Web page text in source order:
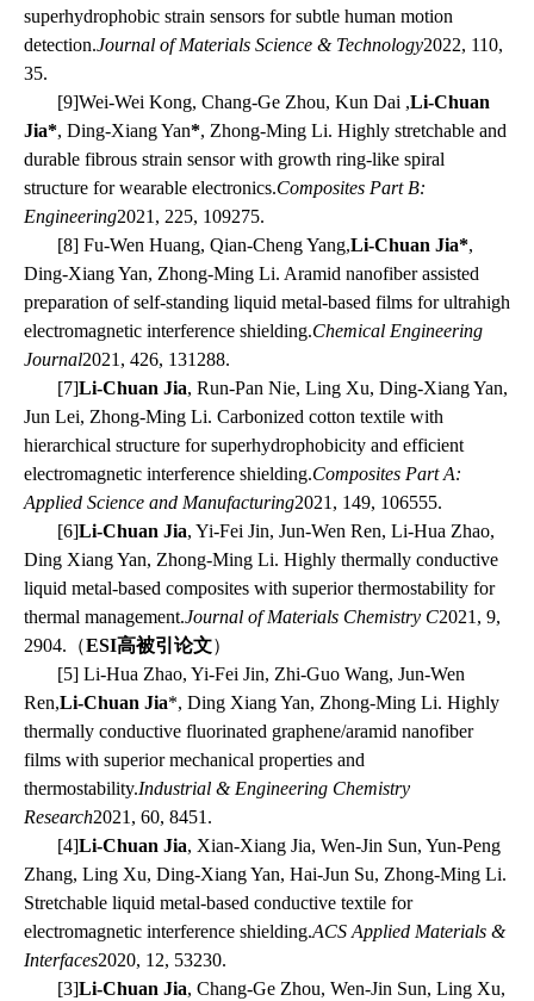
superhydrophobic strain sensors for subtle human motion
detection.Journal of Materials Science & Technology2022, 110,
35.
[9]Wei-Wei Kong, Chang-Ge Zhou, Kun Dai ,Li-Chuan
Jia*, Ding-Xiang Yan*, Zhong-Ming Li. Highly stretchable and
durable fibrous strain sensor with growth ring-like spiral
structure for wearable electronics.Composites Part B:
Engineering2021, 225, 109275.
[8] Fu-Wen Huang, Qian-Cheng Yang,Li-Chuan Jia*,
Ding-Xiang Yan, Zhong-Ming Li. Aramid nanofiber assisted
preparation of self-standing liquid metal-based films for ultrahigh
electromagnetic interference shielding.Chemical Engineering
Journal2021, 426, 131288.
[7]Li-Chuan Jia, Run-Pan Nie, Ling Xu, Ding-Xiang Yan,
Jun Lei, Zhong-Ming Li. Carbonized cotton textile with
hierarchical structure for superhydrophobicity and efficient
electromagnetic interference shielding.Composites Part A:
Applied Science and Manufacturing2021, 149, 106555.
[6]Li-Chuan Jia, Yi-Fei Jin, Jun-Wen Ren, Li-Hua Zhao,
Ding Xiang Yan, Zhong-Ming Li. Highly thermally conductive
liquid metal-based composites with superior thermostability for
thermal management.Journal of Materials Chemistry C2021, 9,
2904. （ESI高被引论文）
[5] Li-Hua Zhao, Yi-Fei Jin, Zhi-Guo Wang, Jun-Wen
Ren,Li-Chuan Jia*, Ding Xiang Yan, Zhong-Ming Li. Highly
thermally conductive fluorinated graphene/aramid nanofiber
films with superior mechanical properties and
thermostability.Industrial & Engineering Chemistry
Research2021, 60, 8451.
[4]Li-Chuan Jia, Xian-Xiang Jia, Wen-Jin Sun, Yun-Peng
Zhang, Ling Xu, Ding-Xiang Yan, Hai-Jun Su, Zhong-Ming Li.
Stretchable liquid metal-based conductive textile for
electromagnetic interference shielding.ACS Applied Materials &
Interfaces2020, 12, 53230.
[3]Li-Chuan Jia, Chang-Ge Zhou, Wen-Jin Sun, Ling Xu,